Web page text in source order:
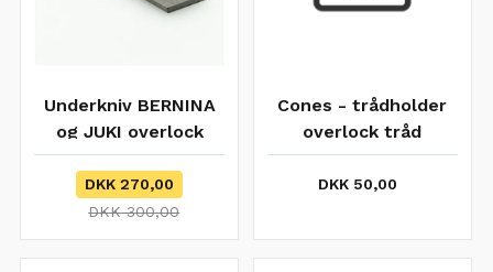
Underkniv BERNINA
og JUKI overlock
universal
DKK 270,00
DKK 300,00
Cones - trådholder
overlock tråd
Bernina/bernette
DKK 50,00